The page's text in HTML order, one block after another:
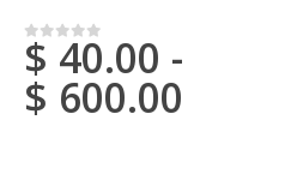
0su 5
$ 40.00 -
$ 600.00